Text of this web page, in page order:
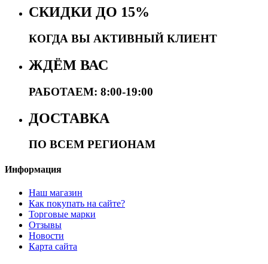
СКИДКИ ДО 15%
КОГДА ВЫ АКТИВНЫЙ КЛИЕНТ
ЖДЁМ ВАС
РАБОТАЕМ: 8:00-19:00
ДОСТАВКА
ПО ВСЕМ РЕГИОНАМ
Информация
Наш магазин
Как покупать на сайте?
Торговые марки
Отзывы
Новости
Карта сайта